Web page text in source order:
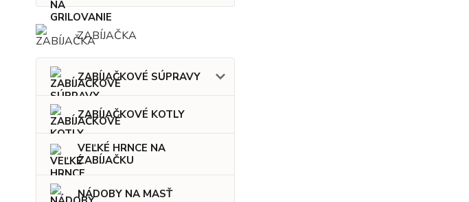
ZABÍJAČKA
ZABÍJAČKOVÉ SÚPRAVY
ZABÍJAČKOVÉ KOTLY
VEĽKÉ HRNCE NA
ZABÍJAČKU
NÁDOBY NA MASŤ